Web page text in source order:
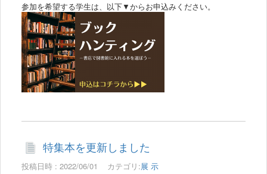
参加を希望する学生は、以下▼からお申込みください。
特集本を更新しました
投稿日時 : 2022/06/01 カテゴリ:展 示